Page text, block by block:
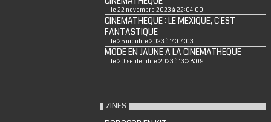
le 22 novembre 2023 à 22:04:00
CINEMATHEQUE : LE MEXIQUE, C'EST
FANTASTIQUE
le 25 octobre 2023 à 14:04:03
MODE EN JAUNE A LA CINEMATHEQUE
le 20 septembre 2023 à 13:28:09
ZINES